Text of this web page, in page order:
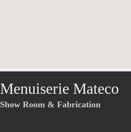
Menuiserie Mateco
Show Room & Fabrication